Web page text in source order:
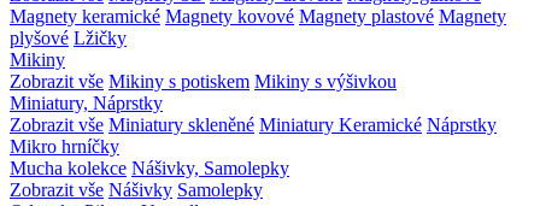
Magnety keramické Magnety kovové Magnety plastové Magnety
plyšové Lžičky
Mikiny
Zobrazit vše Mikiny s potiskem Mikiny s výšivkou
Miniatury, Náprstky
Zobrazit vše Miniatury skleněné Miniatury Keramické Náprstky
Mikro hrníčky
Mucha kolekce Nášivky, Samolepky
Zobrazit vše Nášivky Samolepky